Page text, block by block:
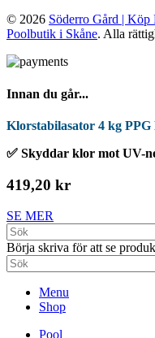
© 2026 Söderro Gård |
Poolbutik i Skåne. Alla
Innan du går...
Klorstabilasator 4 kg PPG
✅ Skyddar klor mot UV-
419,20 kr
SE MER
Börja skriva för att se
Menu
Shop
Pool